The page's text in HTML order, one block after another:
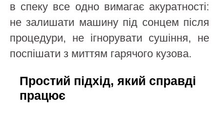
в спеку все одно вимагає акуратності:
не залишати машину під сонцем після
процедури, не ігнорувати сушіння, не
поспішати з миттям гарячого кузова.
Простий підхід, який справді
працює